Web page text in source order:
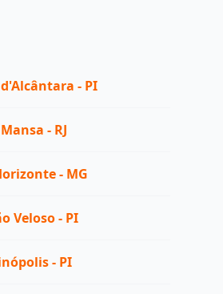
- PI
- RJ
- MG
Veloso - PI
- PI